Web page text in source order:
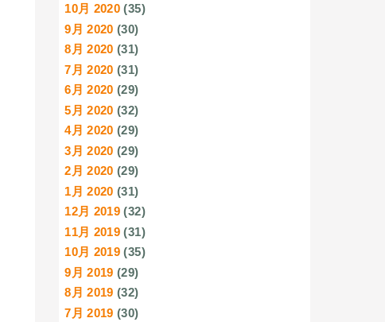
10月 2020 (35)
9月 2020 (30)
8月 2020 (31)
7月 2020 (31)
6月 2020 (29)
5月 2020 (32)
4月 2020 (29)
3月 2020 (29)
2月 2020 (29)
1月 2020 (31)
12月 2019 (32)
11月 2019 (31)
10月 2019 (35)
9月 2019 (29)
8月 2019 (32)
7月 2019 (30)